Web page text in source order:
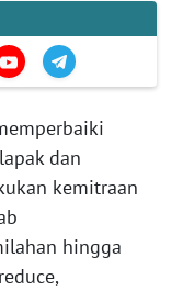
dan
kemitraan
hingga